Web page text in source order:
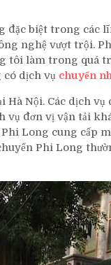
biệt trong các
nghệ vượt trội.
tôi làm trong quá
dịch vụ chuyển
Nội. Các dịch
đơn vị vận tải
Long cung cấp
Phi Long